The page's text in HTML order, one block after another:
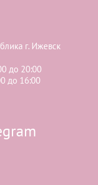
г. Ижевск
до 20:00
до 16:00